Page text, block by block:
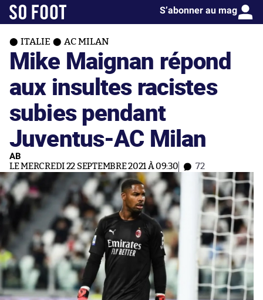
S’abonner au mag
ITALIE AC MILAN
Mike Maignan répond
aux insultes racistes
subies pendant
Juventus-AC Milan
AB
LE MERCREDI 22 SEPTEMBRE 2021 À 09:30 72